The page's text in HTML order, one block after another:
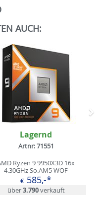
AUCH:
Lagernd
Artnr: 71551
Ryzen 9 9950X3D 16x
4.30GHz So.AM5 WOF
€ 585,-*
über3.790verkauft